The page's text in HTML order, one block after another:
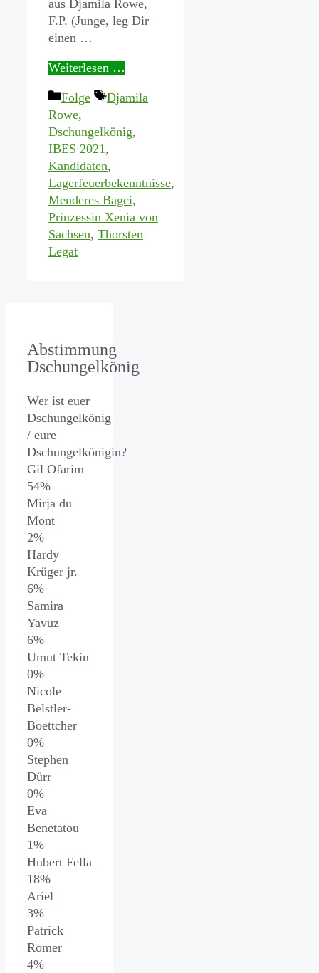
aus Djamila Rowe,
F.P. (Junge, leg Dir
einen …
Weiterlesen …
Kategorien
Folge Schlagwörter
Djamila
Rowe,
Dschungelkönig,
IBES 2021 ,
Kandidaten,
Lagerfeuerbekenntnisse,
Menderes Bagci,
Prinzessin Xenia von
Sachsen, Thorsten
Legat
Abstimmung
Dschungelkönig
Wer ist euer
Dschungelkönig
/ eure
Dschungelkönigin?
Gil Ofarim
54%
Mirja du
Mont
2%
Hardy
Krüger jr.
6%
Samira
Yavuz
6%
Umut Tekin
0%
Nicole
Belstler-
Boettcher
0%
Stephen
Dürr
0%
Eva
Benetatou
1%
Hubert Fella
18%
Ariel
3%
Patrick
Romer
4%